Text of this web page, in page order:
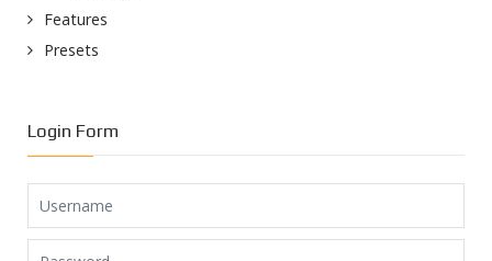
Features
Presets
Login Form